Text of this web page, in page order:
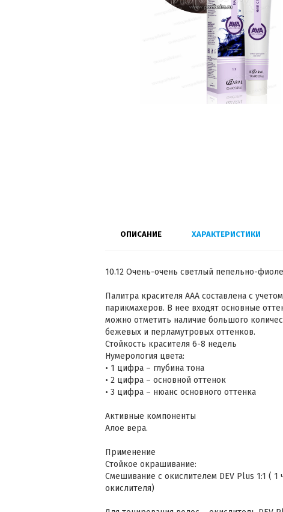
ОПИСАНИЕ ХАРАКТЕРИСТИКИ
10.12 Очень-очень светлый пепельно-
Палитра красителя ААА составлена с
парикмахеров. В нее входят основные
можно отметить наличие большого
бежевых и перламутровых оттенков.
Стойкость красителя 6-8 недель
Нумерология цвета:
• 1 цифра – глубина тона
• 2 цифра – основной оттенок
• 3 цифра – нюанс основного оттенка
Активные компоненты
Алое вера.
Применение
Стойкое окрашивание:
Смешивание с окислителем DEV Plus 1:1 ( 1
окислителя)